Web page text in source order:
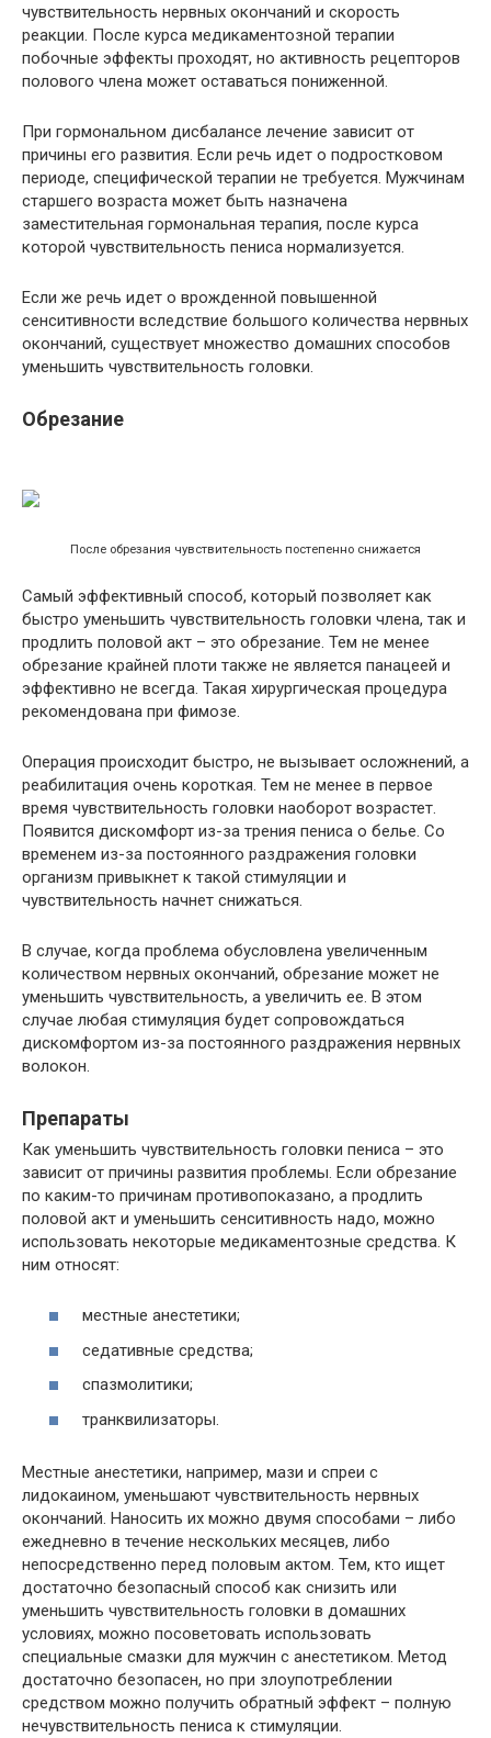
чувствительность нервных окончаний и скорость
реакции. После курса медикаментозной терапии
побочные эффекты проходят, но активность рецепторов
полового члена может оставаться пониженной.
При гормональном дисбалансе лечение зависит от
причины его развития. Если речь идет о подростковом
периоде, специфической терапии не требуется. Мужчинам
старшего возраста может быть назначена
заместительная гормональная терапия, после курса
которой чувствительность пениса нормализуется.
Если же речь идет о врожденной повышенной
сенситивности вследствие большого количества нервных
окончаний, существует множество домашних способов
уменьшить чувствительность головки.
Обрезание
После обрезания чувствительность постепенно снижается
Самый эффективный способ, который позволяет как
быстро уменьшить чувствительность головки члена, так и
продлить половой акт – это обрезание. Тем не менее
обрезание крайней плоти также не является панацеей и
эффективно не всегда. Такая хирургическая процедура
рекомендована при фимозе.
Операция происходит быстро, не вызывает осложнений, а
реабилитация очень короткая. Тем не менее в первое
время чувствительность головки наоборот возрастет.
Появится дискомфорт из-за трения пениса о белье. Со
временем из-за постоянного раздражения головки
организм привыкнет к такой стимуляции и
чувствительность начнет снижаться.
В случае, когда проблема обусловлена увеличенным
количеством нервных окончаний, обрезание может не
уменьшить чувствительность, а увеличить ее. В этом
случае любая стимуляция будет сопровождаться
дискомфортом из-за постоянного раздражения нервных
волокон.
Препараты
Как уменьшить чувствительность головки пениса – это
зависит от причины развития проблемы. Если обрезание
по каким-то причинам противопоказано, а продлить
половой акт и уменьшить сенситивность надо, можно
использовать некоторые медикаментозные средства. К
ним относят:
местные анестетики;
седативные средства;
спазмолитики;
транквилизаторы.
Местные анестетики, например, мази и спреи с
лидокаином, уменьшают чувствительность нервных
окончаний. Наносить их можно двумя способами – либо
ежедневно в течение нескольких месяцев, либо
непосредственно перед половым актом. Тем, кто ищет
достаточно безопасный способ как снизить или
уменьшить чувствительность головки в домашних
условиях, можно посоветовать использовать
специальные смазки для мужчин с анестетиком. Метод
достаточно безопасен, но при злоупотреблении
средством можно получить обратный эффект – полную
нечувствительность пениса к стимуляции.